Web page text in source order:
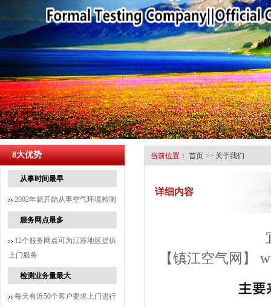
8大优势
从事时间最早
2002年就开始从事空气环境检测
服务网点最多
12个服务网点可为江苏地区提供
上门服务
检测业务量最大
每天有近50个客户要求上门进行
当前位置： 首页 >> 关于我们
详细内容
【镇江空气网】